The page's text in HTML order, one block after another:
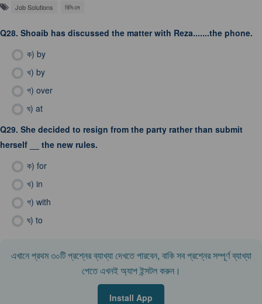
Job Solutions বিসিএস
Q28. Shoaib has discussed the matter with Reza.......the phone.
ক) by
খ) by
গ) over
ঘ) at
Q29. She decided to resign from the party rather than submit
herself __ the new rules.
ক) for
খ) in
গ) with
ঘ) to
এখানে প্রথম ৩০টি প্রশ্নের ব্যাখ্যা দেখতে পারবেন, বাকি সব প্রশ্নের সম্পূর্ণ ব্যাখ্যা
পেতে এখনই অ্যাপ ইন্সটল করুন।
Install App